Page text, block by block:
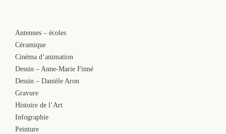
Antennes – écoles
Céramique
Cinéma d’animation
Dessin – Anne-Marie Finné
Dessin – Danièle Aron
Gravure
Histoire de l’Art
Infographie
Peinture